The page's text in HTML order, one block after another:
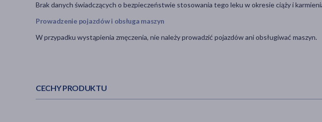
Brak danych świadczących o bezpieczeństwie stosowania tego leku w okresie ciąży i
Prowadzenie pojazdów i obsługa maszyn
W przypadku wystąpienia zmęczenia, nie należy prowadzić pojazdów ani obsługiwać maszyn.
CECHY PRODUKTU